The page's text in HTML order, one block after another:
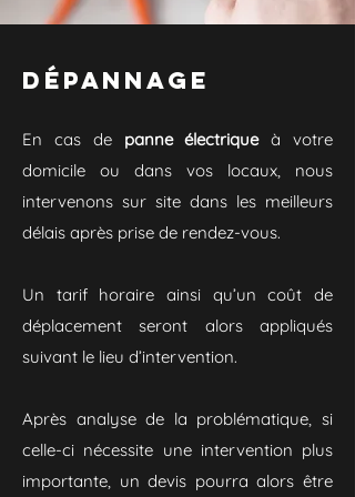
dépannage
En cas depanne électriqueà votre
domicile ou dans vos locaux, nous
intervenons sur site dans les meilleurs
délais après prise de rendez-vous.
Un tarif horaire ainsi qu’un coût de
déplacement seront alors appliqués
suivant le lieu d’intervention.
Après analyse de la problématique, si
celle-ci nécessite une intervention plus
importante, un devis pourra alors être